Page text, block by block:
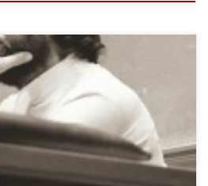
sin saber que se llamaba Julio, sin
tiempo, durante mi niñez.
su tono pausado, la cadencia en la
las palabras, la ideas. La
el […]